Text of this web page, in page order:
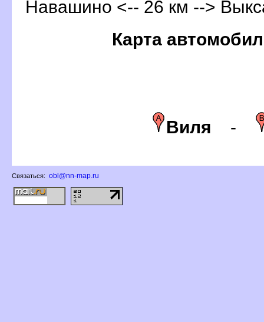
Навашино <-- 26 км -->
Карта
иля -
Связаться: obl@nn-map.ru